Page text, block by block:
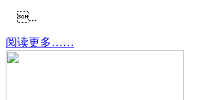
...
阅读更多……